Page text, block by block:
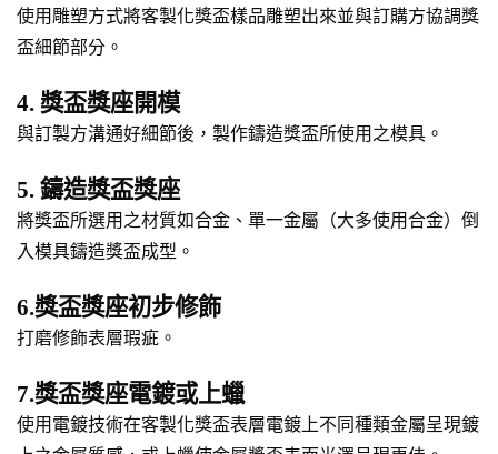
使用雕塑方式將客製化獎盃樣品雕塑出來並與訂購方協調獎
盃細節部分。
4. 獎盃獎座開模
與訂製方溝通好細節後，製作鑄造獎盃所使用之模具。
5. 鑄造獎盃獎座
將獎盃所選用之材質如合金、單一金屬（大多使用合金）倒
入模具鑄造獎盃成型。
6.獎盃獎座初步修飾
打磨修飾表層瑕疵。
7.獎盃獎座電鍍或上蠟
使用電鍍技術在客製化獎盃表層電鍍上不同種類金屬呈現鍍